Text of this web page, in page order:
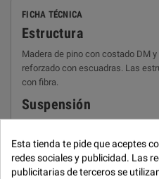
FICHA TÉCNICA
Estructura
Madera de pino con costado DM
reforzado con escuadras. Las
con fibra.
Suspensión
Mecanismos
Motor apertura máxima.
Esta tienda te pide que aceptes
redes sociales y publicidad. Las
publicitarias de terceros se